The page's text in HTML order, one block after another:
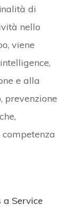
di
nello
viene
e alla
prevenzione
a Service